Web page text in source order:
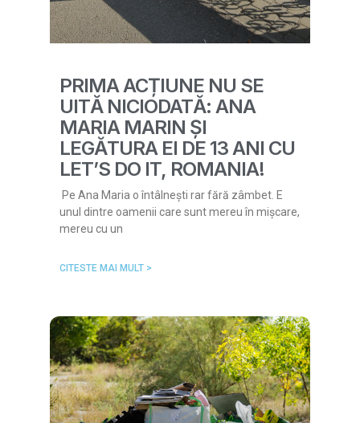
PRIMA ACȚIUNE NU SE
UITĂ NICIODATĂ: ANA
MARIA MARIN ȘI
LEGĂTURA EI DE 13 ANI CU
LET’S DO IT, ROMANIA!
Pe Ana Maria o întâlnești rar fără zâmbet. E
unul dintre oamenii care sunt mereu în mișcare,
mereu cu un
CITESTE MAI MULT >